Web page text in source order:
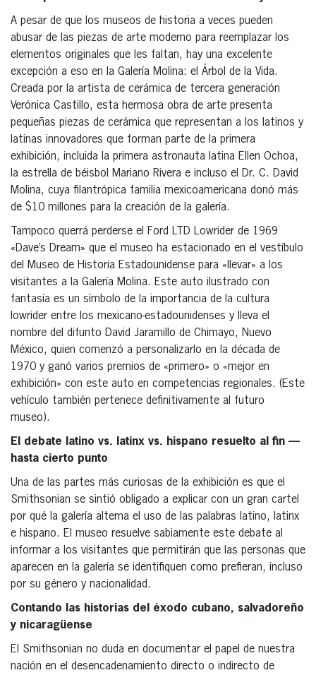
A pesar de que los museos de historia a veces pueden
abusar de las piezas de arte moderno para reemplazar los
elementos originales que les faltan, hay una excelente
excepción a eso en la Galería Molina: el Árbol de la Vida.
Creada por la artista de cerámica de tercera generación
Verónica Castillo, esta hermosa obra de arte presenta
pequeñas piezas de cerámica que representan a los latinos y
latinas innovadores que forman parte de la primera
exhibición, incluida la primera astronauta latina Ellen Ochoa,
la estrella de béisbol Mariano Rivera e incluso el Dr. C. David
Molina, cuya filantrópica familia mexicoamericana donó más
de $10 millones para la creación de la galería.
Tampoco querrá perderse el Ford LTD Lowrider de 1969
«Dave’s Dream» que el museo ha estacionado en el vestíbulo
del Museo de Historia Estadounidense para «llevar» a los
visitantes a la Galería Molina. Este auto ilustrado con
fantasía es un símbolo de la importancia de la cultura
lowrider entre los mexicano-estadounidenses y lleva el
nombre del difunto David Jaramillo de Chimayo, Nuevo
México, quien comenzó a personalizarlo en la década de
1970 y ganó varios premios de «primero» o «mejor en
exhibición» con este auto en competencias regionales. (Este
vehículo también pertenece definitivamente al futuro
museo).
El debate latino vs. latinx vs. hispano resuelto al fin —
hasta cierto punto
Una de las partes más curiosas de la exhibición es que el
Smithsonian se sintió obligado a explicar con un gran cartel
por qué la galería alterna el uso de las palabras latino, latinx
e hispano. El museo resuelve sabiamente este debate al
informar a los visitantes que permitirán que las personas que
aparecen en la galería se identifiquen como prefieran, incluso
por su género y nacionalidad.
Contando las historias del éxodo cubano, salvadoreño
y nicaragüense
El Smithsonian no duda en documentar el papel de nuestra
nación en el desencadenamiento directo o indirecto de